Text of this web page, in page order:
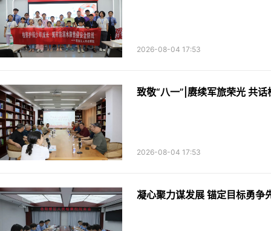
2026-08-04 17:53
致敬“八一”|赓续军旅荣光 共话
2026-08-04 17:53